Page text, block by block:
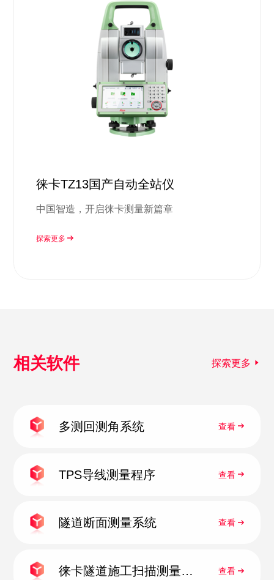
徕卡TZ13国产自动全站仪
中国智造，开启徕卡测量新篇章
探索更多
相关软件 探索更多
多测回测角系统 查看
TPS导线测量程序 查看
隧道断面测量系统 查看
徕卡隧道施工扫描测量程 查看